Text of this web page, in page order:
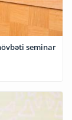
seminar